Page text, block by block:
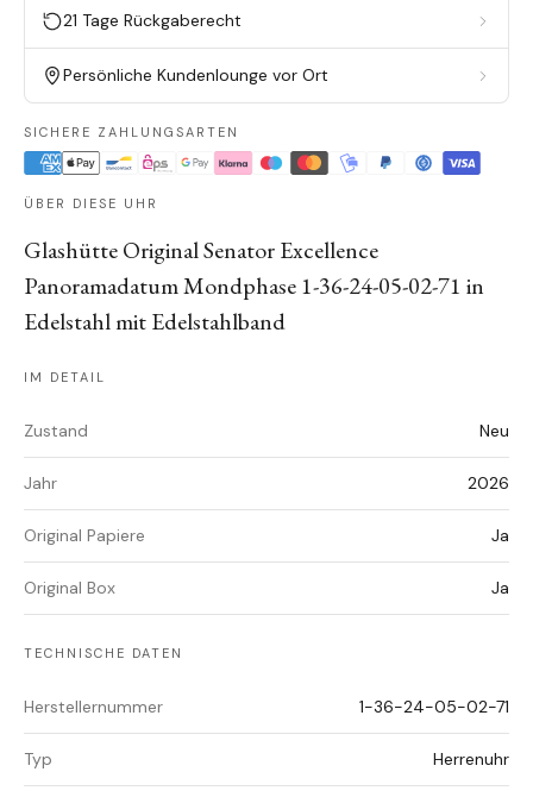
21 Tage Rückgaberecht
Persönliche Kundenlounge vor Ort
SICHERE ZAHLUNGSARTEN
ÜBER DIESE UHR
Glashütte Original Senator Excellence
Panoramadatum Mondphase 1-36-24-05-02-71 in
Edelstahl mit Edelstahlband
IM DETAIL
Zustand Neu
Jahr 2026
Original Papiere Ja
Original Box Ja
TECHNISCHE DATEN
Herstellernummer 1-36-24-05-02-71
Typ Herrenuhr